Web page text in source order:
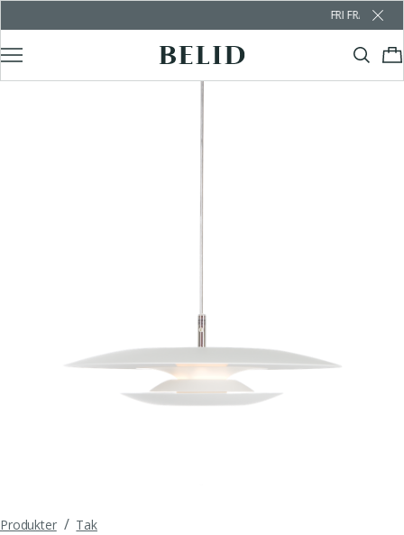
FRI FRAKT ÖVER
Produkter / Tak